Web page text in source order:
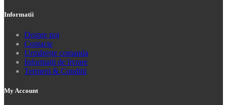
Informatii
Despre noi
Contacte
Urmărește comanda
Informații de livrare
Termeni & Conditii
My Account